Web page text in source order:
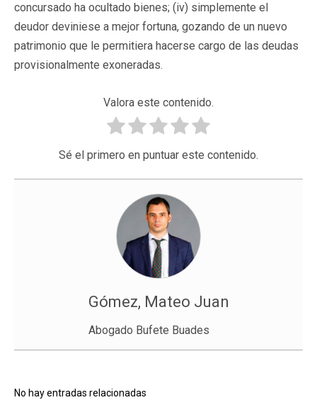
concursado ha ocultado bienes; (iv) simplemente el
deudor deviniese a mejor fortuna, gozando de un nuevo
patrimonio que le permitiera hacerse cargo de las deudas
provisionalmente exoneradas.
Valora este contenido.
Sé el primero en puntuar este contenido.
Gómez, Mateo Juan
Abogado Bufete Buades
No hay entradas relacionadas